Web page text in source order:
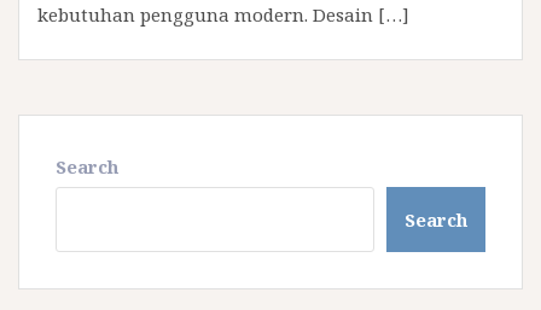
kebutuhan pengguna modern. Desain […]
Search
Search